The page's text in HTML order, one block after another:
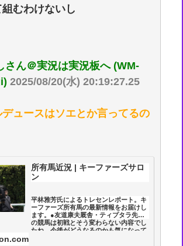
むわけないし
さん＠実況は実況板へ (WM-
2025/08/20(水) 20:19:27.25
ュースはソエとか言ってるの
所有馬近況 | キーファーズサロ
ン
平林雅芳氏によるトレセンレポート。キ
ーファーズ所有馬の最新情報をお届けし
ます。●友道康夫厩舎・ティプタラ先週
の競馬は初戦とそう変わらない内容でし
たね。今後がどうなるのかも気になって